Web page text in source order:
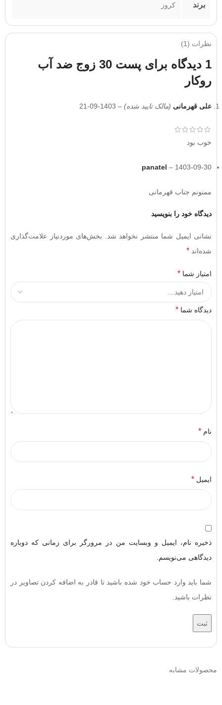
برند کروز
نظرات (1)
1 دیدگاه برای
پست 30 زوج ضد آب
روکار
علی قهرمانی (مالک تایید شده) –
1403-09-21
خوب بود
panatel – 1403-09-30
ممنونم جناب قهرمانی
دیدگاه خود را بنویسید
نشانی ایمیل شما منتشر نخواهد شد. بخش‌های موردنیاز علامت‌گذاری
شده‌اند *
امتیاز شما *
دیدگاه شما *
نام *
ایمیل *
ذخیره نام، ایمیل و وبسایت من در مرورگر برای زمانی که دوباره
دیدگاهی می‌نویسم.
شما باید وارد حساب خود شده باشید تا قادر به اضافه کردن تصاویر در
نظرات باشید.
محصولات مشابه